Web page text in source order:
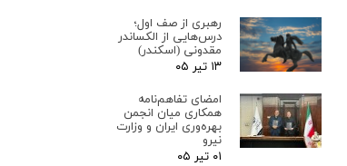
رهبری از صف اول؛
درس‌هایی از الکساندر
مقدونی (اسکندر)
۱۳ تیر ۰۵
امضای تفاهم‌نامه
همکاری میان انجمن
بهره‌وری ایران و وزارت
نیرو
۰۱ تیر ۰۵